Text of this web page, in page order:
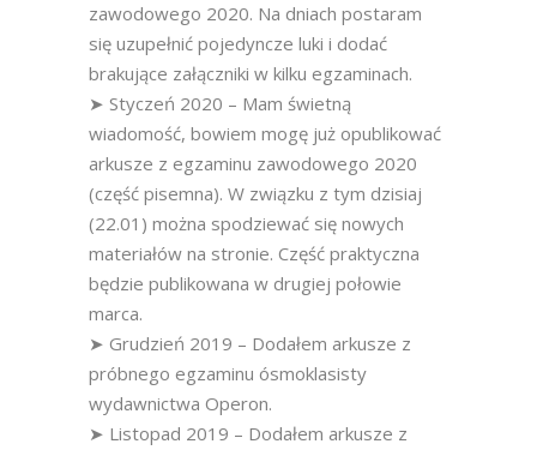
zawodowego 2020. Na dniach postaram
się uzupełnić pojedyncze luki i dodać
brakujące załączniki w kilku egzaminach.
➤ Styczeń 2020 – Mam świetną
wiadomość, bowiem mogę już opublikować
arkusze z egzaminu zawodowego 2020
(część pisemna). W związku z tym dzisiaj
(22.01) można spodziewać się nowych
materiałów na stronie. Część praktyczna
będzie publikowana w drugiej połowie
marca.
➤ Grudzień 2019 – Dodałem arkusze z
próbnego egzaminu ósmoklasisty
wydawnictwa Operon.
➤ Listopad 2019 – Dodałem arkusze z